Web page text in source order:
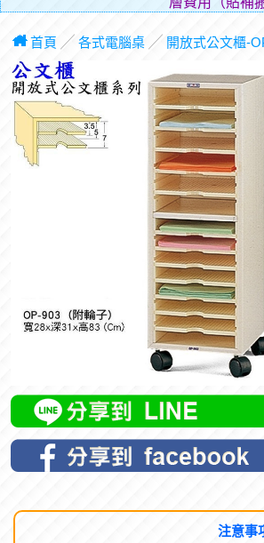
首頁 ╱ 各式電腦桌╱ 開放式公文櫃-
注意事